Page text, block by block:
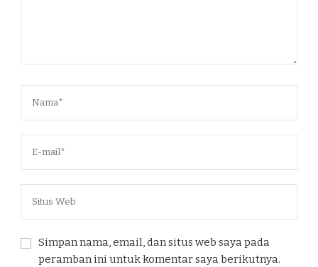
Simpan nama, email, dan situs web saya pada
peramban ini untuk komentar saya berikutnya.